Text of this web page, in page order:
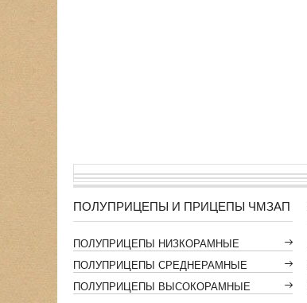
ПОЛУПРИЦЕПЫ И ПРИЦЕПЫ ЧМЗАП
ПОЛУПРИЦЕПЫ НИЗКОРАМНЫЕ
ПОЛУПРИЦЕПЫ СРЕДНЕРАМНЫЕ
ПОЛУПРИЦЕПЫ ВЫСОКОРАМНЫЕ